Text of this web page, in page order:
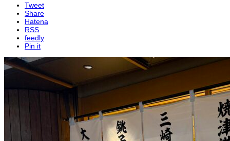
Tweet
Share
Hatena
RSS
feedly
Pin it